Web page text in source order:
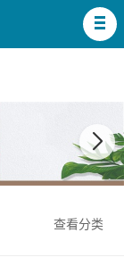
查看分类